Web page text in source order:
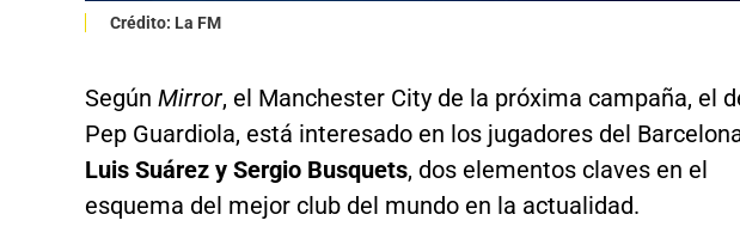
Crédito: La FM
Según Mirror, el Manchester City de la próxima campaña, el
Pep Guardiola, está interesado en los jugadores del
Luis Suárez y Sergio Busquets, dos elementos claves en el
esquema del mejor club del mundo en la actualidad.